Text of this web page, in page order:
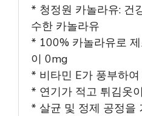
* 청정원 카놀라유: 건
수한 카놀라유
* 100% 카놀라유로
이 0mg
* 비타민 E가 풍부하
* 연기가 적고 튀김옷
* 살균 및 정제 공정을